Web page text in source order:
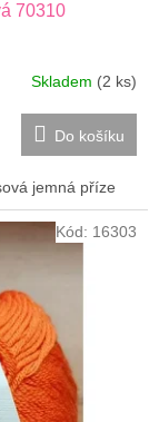
70310
Skladem (2 ks)
Do košíku
jemná příze
Kód: 16303